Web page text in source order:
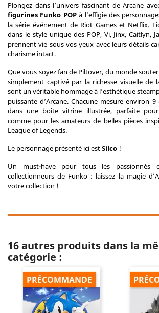
Plongez dans l’univers fascinant de Arcane
figurines Funko POPà l’effigie des
la série événement de Riot Games et Netflix.
dans le style unique des POP, Vi, Jinx, Caitlyn,
prennent vie sous vos yeux avec leurs détails
charisme intact.
Que vous soyez fan de Piltover, du monde
simplement captivé par la richesse visuelle de
sont un véritable hommage à l’esthétique
puissante d’Arcane. Chacune mesure environ
dans une boîte vitrine illustrée, parfaite
comme pour les amateurs de belles pièces
League of Legends.
Le personnage présenté ici estSilco !
Un must-have pour tous les
collectionneurs de Funko : laissez la magie
votre collection !
16 autres produits dans la
catégorie :
PRÉCOMMANDE